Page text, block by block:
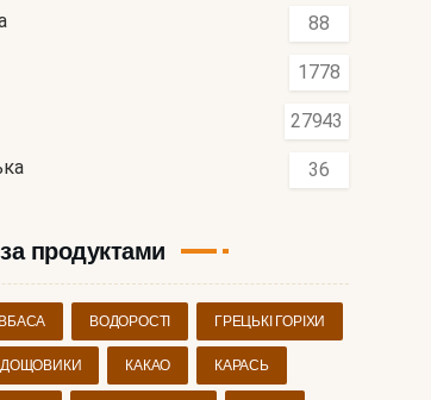
88
1778
27943
36
продуктами
ВОДОРОСТІ ГРЕЦЬКІ ГОРІХИ
ДОЩОВИКИ КАКАО КАРАСЬ